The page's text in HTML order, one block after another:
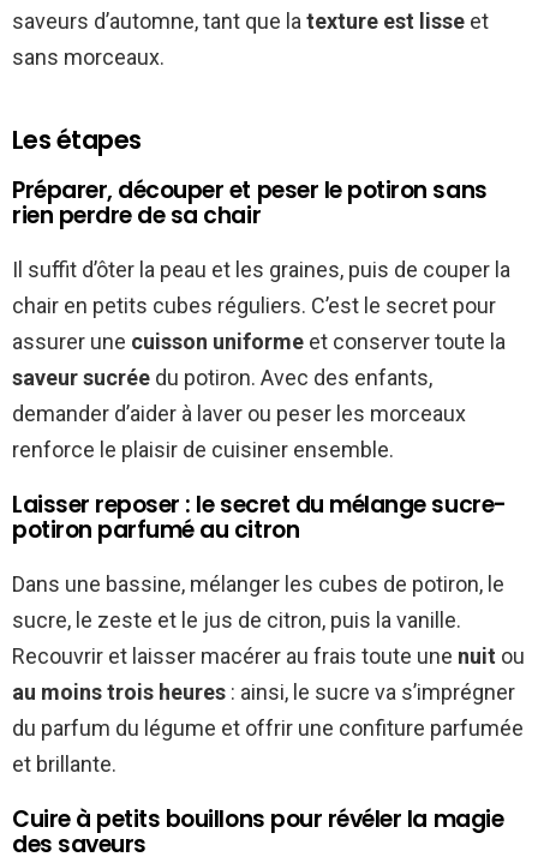
saveurs d’automne, tant que la texture est lisse et
sans morceaux.
Les étapes
Préparer, découper et peser le potiron sans
rien perdre de sa chair
Il suffit d’ôter la peau et les graines, puis de couper la
chair en petits cubes réguliers. C’est le secret pour
assurer une cuisson uniforme et conserver toute la
saveur sucrée du potiron. Avec des enfants,
demander d’aider à laver ou peser les morceaux
renforce le plaisir de cuisiner ensemble.
Laisser reposer : le secret du mélange sucre-
potiron parfumé au citron
Dans une bassine, mélanger les cubes de potiron, le
sucre, le zeste et le jus de citron, puis la vanille.
Recouvrir et laisser macérer au frais toute une nuit ou
au moins trois heures : ainsi, le sucre va s’imprégner
du parfum du légume et offrir une confiture parfumée
et brillante.
Cuire à petits bouillons pour révéler la magie
des saveurs